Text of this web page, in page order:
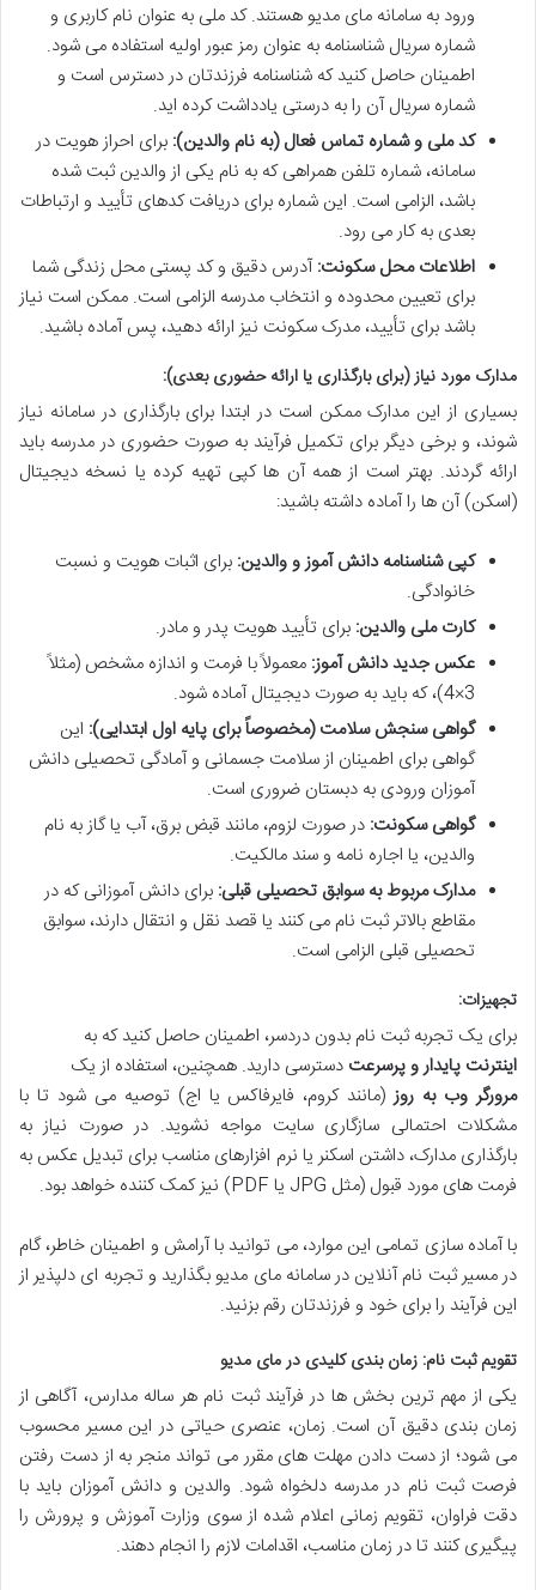
ورود به سامانه مای مدیو هستند. کد ملی به عنوان نام کاربری و
شماره سریال شناسنامه به عنوان رمز عبور اولیه استفاده می شود.
اطمینان حاصل کنید که شناسنامه فرزندتان در دسترس است و
شماره سریال آن را به درستی یادداشت کرده اید.
کد ملی و شماره تماس فعال (به نام والدین): برای احراز هویت در
سامانه، شماره تلفن همراهی که به نام یکی از والدین ثبت شده
باشد، الزامی است. این شماره برای دریافت کدهای تأیید و ارتباطات
بعدی به کار می رود.
اطلاعات محل سکونت:آدرس دقیق و کد پستی محل زندگی شما
برای تعیین محدوده و انتخاب مدرسه الزامی است. ممکن است نیاز
باشد برای تأیید، مدرک سکونت نیز ارائه دهید، پس آماده باشید.
مدارک مورد نیاز (برای بارگذاری یا ارائه حضوری بعدی):
بسیاری از این مدارک ممکن است در ابتدا برای بارگذاری در سامانه نیاز
شوند، و برخی دیگر برای تکمیل فرآیند به صورت حضوری در مدرسه باید
ارائه گردند. بهتر است از همه آن ها کپی تهیه کرده یا نسخه دیجیتال
(اسکن) آن ها را آماده داشته باشید:
کپی شناسنامه دانش آموز و والدین: برای اثبات هویت و نسبت
خانوادگی.
کارت ملی والدین: برای تأیید هویت پدر و مادر.
عکس جدید دانش آموز: معمولاً با فرمت و اندازه مشخص (مثلاً
3×4)، که باید به صورت دیجیتال آماده شود.
گواهی سنجش سلامت (مخصوصاً برای پایه اول ابتدایی): این
گواهی برای اطمینان از سلامت جسمانی و آمادگی تحصیلی دانش
آموزان ورودی به دبستان ضروری است.
گواهی سکونت: در صورت لزوم، مانند قبض برق، آب یا گاز به نام
والدین، یا اجاره نامه و سند مالکیت.
مدارک مربوط به سوابق تحصیلی قبلی: برای دانش آموزانی که در
مقاطع بالاتر ثبت نام می کنند یا قصد نقل و انتقال دارند، سوابق
تحصیلی قبلی الزامی است.
تجهیزات:
برای یک تجربه ثبت نام بدون دردسر، اطمینان حاصل کنید که به
اینترنت پایدار و پرسرعت دسترسی دارید. همچنین، استفاده از یک
مرورگر وب به روز(مانند کروم، فایرفاکس یا اج) توصیه می شود تا با
مشکلات احتمالی سازگاری سایت مواجه نشوید. در صورت نیاز به
بارگذاری مدارک، داشتن اسکنر یا نرم افزارهای مناسب برای تبدیل عکس به
فرمت های مورد قبول (مثل JPG یا PDF) نیز کمک کننده خواهد بود.
با آماده سازی تمامی این موارد، می توانید با آرامش و اطمینان خاطر، گام
در مسیر ثبت نام آنلاین در سامانه مای مدیو بگذارید و تجربه ای دلپذیر از
این فرآیند را برای خود و فرزندتان رقم بزنید.
تقویم ثبت نام: زمان بندی کلیدی در مای مدیو
یکی از مهم ترین بخش ها در فرآیند ثبت نام هر ساله مدارس، آگاهی از
زمان بندی دقیق آن است. زمان، عنصری حیاتی در این مسیر محسوب
می شود؛ از دست دادن مهلت های مقرر می تواند منجر به از دست رفتن
فرصت ثبت نام در مدرسه دلخواه شود. والدین و دانش آموزان باید با
دقت فراوان، تقویم زمانی اعلام شده از سوی وزارت آموزش و پرورش را
پیگیری کنند تا در زمان مناسب، اقدامات لازم را انجام دهند.